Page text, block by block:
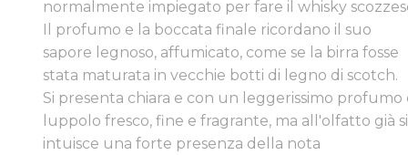
normalmente impiegato per fare il whisky
Il profumo e la boccata finale ricordano il suo
sapore legnoso, affumicato, come se la birra fosse
stata maturata in vecchie botti di legno di scotch. ​
Si presenta chiara e con un leggerissimo profumo
luppolo fresco, fine e fragrante, ma all'olfatto già si
intuisce una forte presenza della nota